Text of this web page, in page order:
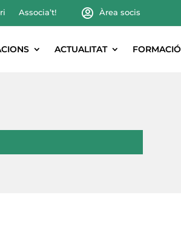
Associa’t! Àrea socis
ACTUALITAT FORMACIÓ